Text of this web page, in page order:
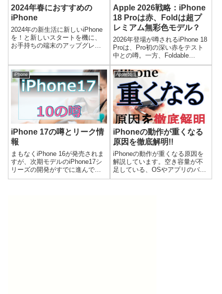
2024年春におすすめの
iPhone
2024年の新生活に新しいiPhone
を！と新しいスタートを機に、
お手持ちの端末のアップグレー
購入を検討している方に向け
て、この春におすすめで最適な
iPhoneをご紹介します。
Apple 2026戦略：iPhone
18 Proは赤、Foldは超プ
レミアム無彩色モデル？
2026年登場が噂されるiPhone 18
Proは、Pro初の深い赤をテスト
中との噂。一方、Foldable
iPhoneはブラックやグレー中心
の無彩色路線が有力とされま
す。対照的な色戦略から、Apple
の新たなライン構想を読み解き
ます。
iPhone
iPhone 17の噂とリーク情
報
まもなくiPhone 16が発売されま
すが、次期モデルのiPhone17シ
リーズの開発がすでに進んでい
ます。ここではiPhone17シリー
Apple製品
iPhoneの動作が重くなる
原因を徹底解明!!
iPhoneの動作が重くなる原因を
解説しています。空き容量が不
足している、OSやアプリのバー
ジョンが古い、キャッシュがた